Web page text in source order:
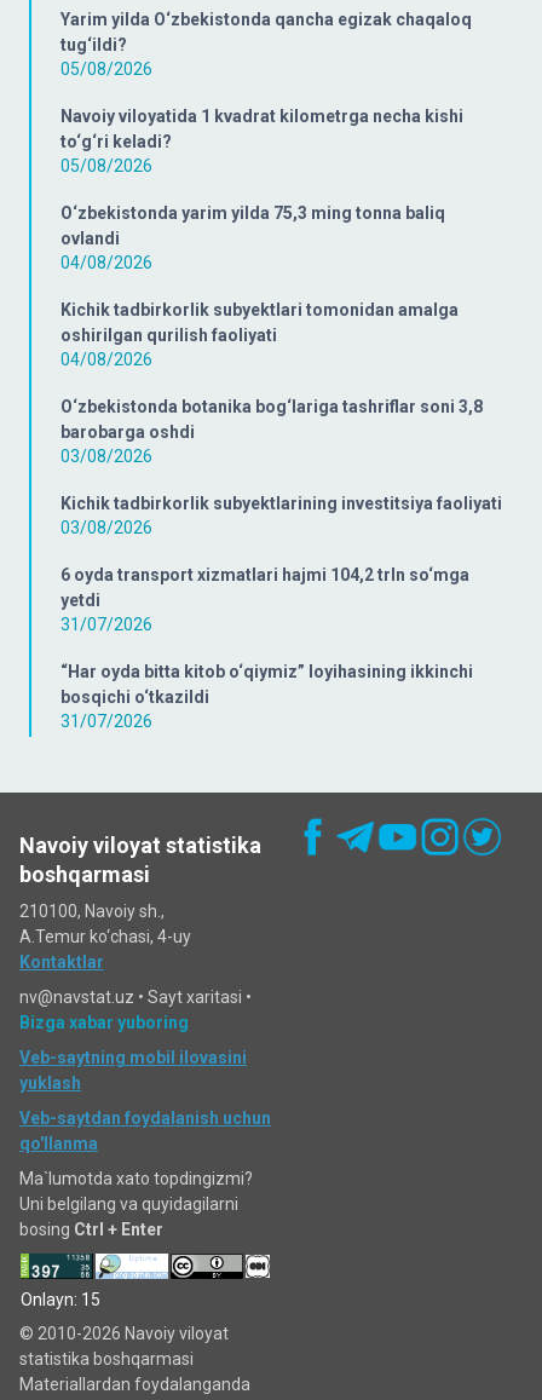
Yarim yilda O‘zbekistonda qancha egizak chaqaloq
tug‘ildi?
05/08/2026
Navoiy viloyatida 1 kvadrat kilometrga necha kishi
to‘g‘ri keladi?
05/08/2026
O‘zbekistonda yarim yilda 75,3 ming tonna baliq
ovlandi
04/08/2026
Kichik tadbirkorlik subyektlari tomonidan amalga
oshirilgan qurilish faoliyati
04/08/2026
O‘zbekistonda botanika bog‘lariga tashriflar soni 3,8
barobarga oshdi
03/08/2026
Kichik tadbirkorlik subyektlarining investitsiya faoliyati
03/08/2026
6 oyda transport xizmatlari hajmi 104,2 trln so‘mga
yetdi
31/07/2026
“Har oyda bitta kitob o‘qiymiz” loyihasining ikkinchi
bosqichi o‘tkazildi
31/07/2026
Navoiy viloyat statistika
boshqarmasi
210100, Navoiy sh.,
A.Temur ko‘chаsi, 4-uy
Kontaktlar
nv@navstat.uz • Sayt xaritasi •
Bizga xabar yuboring
Veb-saytning mobil ilovasini
yuklash
Veb-saytdan foydalanish uchun
qo'llanma
Ma`lumotda xato topdingizmi?
Uni belgilang va quyidagilarni
bosing Ctrl + Enter
Onlayn: 15
© 2010-2026 Navoiy viloyat
statistika boshqarmasi
Materiallardan foydalanganda